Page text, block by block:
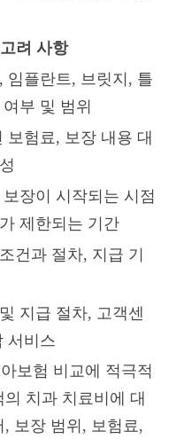
고려 사항
임플란트, 브릿지, 틀
부 및 범위
보험료, 보장 내용 대
장이 시작되는 시점
제한되는 기간
건과 절차, 지급 기
지급 절차, 고객센
서비스
보험 비교에 적극적
치과 치료비에 대
보장 범위, 보험료,